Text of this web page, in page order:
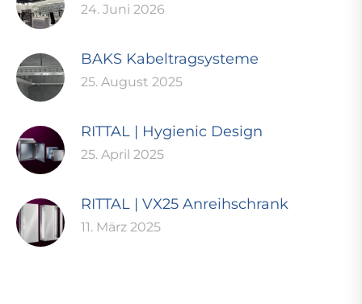
24. Juni 2026
BAKS Kabeltragsysteme
25. August 2025
RITTAL | Hygienic Design
25. April 2025
RITTAL | VX25 Anreihschrank
11. März 2025